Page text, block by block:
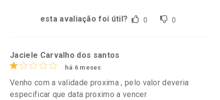
esta avaliação foi útil? 0 0
Jaciele Carvalho dos santos
há 6 meses
Venho com a validade proxima , pelo valor deveria
especificar que data proximo a vencer